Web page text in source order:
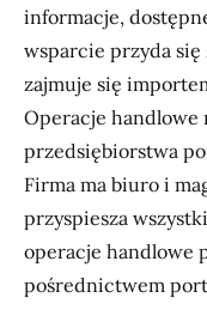
informacje,
wsparcie przyda się
zajmuje się
Operacje handlowe
przedsiębiorstwa
Firma ma biuro i
przyspiesza
operacje handlowe
pośrednictwem